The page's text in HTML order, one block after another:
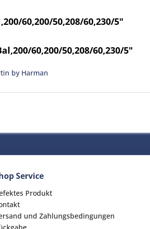
60,200/50,208/60,230/5"
60,200/50,208/60,230/5"
by Harman
Service
Produkt
und Zahlungsbedingungen